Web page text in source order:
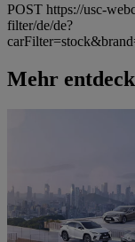
POST https://usc-
filter/de/de?
Mehr